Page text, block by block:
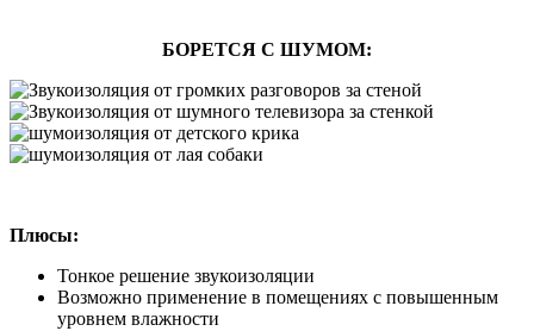
БОРЕТСЯ С ШУМОМ:
Плюсы:
Тонкое решение звукоизоляции
Возможно применение в помещениях с повышенным
уровнем влажности